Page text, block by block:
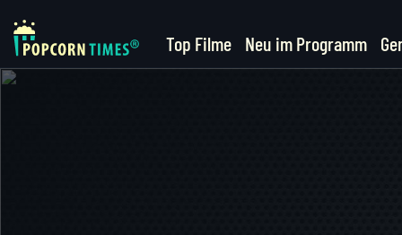
Top Filme Neu im Programm